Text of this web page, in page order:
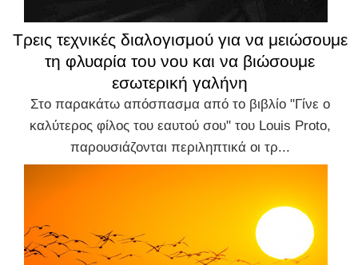
Τρεις τεχνικές διαλογισμού για να μειώσουμε
τη φλυαρία του νου και να βιώσουμε
εσωτερική γαλήνη
Στο παρακάτω απόσπασμα από το βιβλίο "Γίνε ο
καλύτερος φίλος του εαυτού σου" του Louis Proto,
παρουσιάζονται περιληπτικά οι τρ...